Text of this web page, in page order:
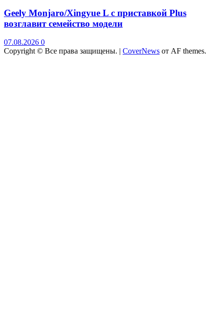
Geely Monjaro/Xingyue L с приставкой Plus
возглавит семейство модели
07.08.2026 0
Copyright © Все права защищены. | CoverNews от AF themes.